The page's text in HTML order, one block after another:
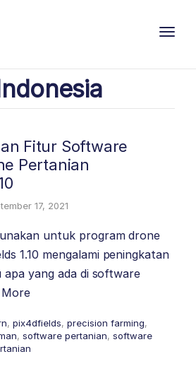
Fitur Software
Pertanian
17, 2021
untuk program drone
1.10 mengalami peningkatan
yang ada di software
More
, pix4dfields, precision farming,
, software pertanian, software